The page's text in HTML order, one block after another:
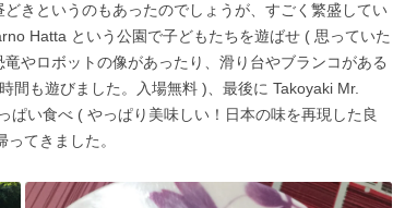
きというのもあったのでしょうが、すごく繁盛してい
Hatta という公園で子どもたちを遊ばせ ( 思っていた
やロボットの像があったり、滑り台やブランコがある
間も遊びました。入場無料 )、最後に Takoyaki Mr.
ぱい食べ ( やっぱり美味しい！日本の味を再現した良
てきました。